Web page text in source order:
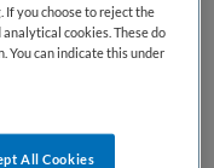
Groep is niet
vergelijkbare
zijn.
If you choose to reject the
cookies. These do
You can indicate this under
All Cookies